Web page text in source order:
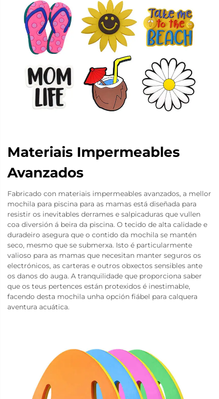
Materiais Impermeables
Avanzados
Fabricado con materiais impermeables avanzados, a mellor
mochila para piscina para as mamas está diseñada para
resistir os inevitables derrames e salpicaduras que vullen
coa diversión á beira da piscina. O tecido de alta calidade e
duradeiro asegura que o contido da mochila se mantén
seco, mesmo que se submerxa. Isto é particularmente
valioso para as mamas que necesitan manter seguros os
electrónicos, as carteras e outros obxectos sensibles ante
os danos do auga. A tranquilidade que proporciona saber
que os teus pertences están protexidos é inestimable,
facendo desta mochila unha opción fiábel para calquera
aventura acuática.